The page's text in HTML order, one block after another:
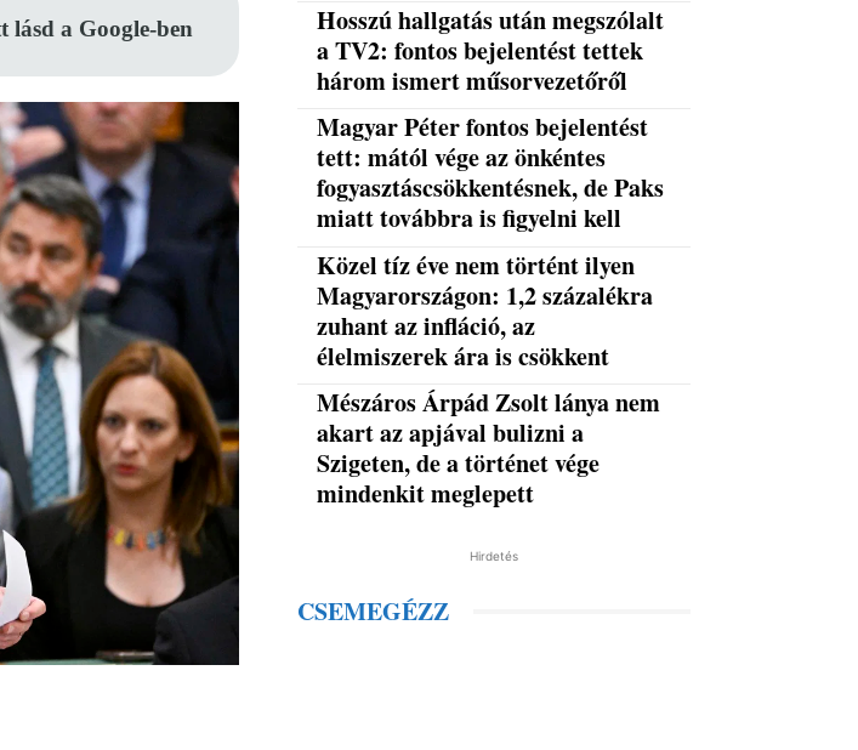
lásd a Google-ben
Hosszú hallgatás után megszólalt
a TV2: fontos bejelentést tettek
három ismert műsorvezetőről
Magyar Péter fontos bejelentést
tett: mától vége az önkéntes
fogyasztáscsökkentésnek, de Paks
miatt továbbra is figyelni kell
Közel tíz éve nem történt ilyen
Magyarországon: 1,2 százalékra
zuhant az infláció, az
élelmiszerek ára is csökkent
Mészáros Árpád Zsolt lánya nem
akart az apjával bulizni a
Szigeten, de a történet vége
mindenkit meglepett
Hirdetés
CSEMEGÉZZ